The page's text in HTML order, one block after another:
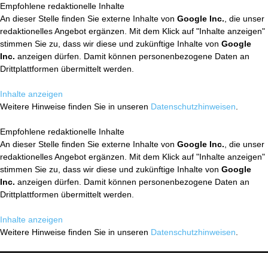
Empfohlene redaktionelle Inhalte
An dieser Stelle finden Sie externe Inhalte von Google Inc. , die unser
redaktionelles Angebot ergänzen. Mit dem Klick auf "Inhalte anzeigen"
stimmen Sie zu, dass wir diese und zukünftige Inhalte von Google
Inc. anzeigen dürfen. Damit können personenbezogene Daten an
Drittplattformen übermittelt werden.
Inhalte anzeigen
Weitere Hinweise finden Sie in unseren Datenschutzhinweisen
Empfohlene redaktionelle Inhalte
An dieser Stelle finden Sie externe Inhalte von Google Inc. , die unser
redaktionelles Angebot ergänzen. Mit dem Klick auf "Inhalte anzeigen"
stimmen Sie zu, dass wir diese und zukünftige Inhalte von Google
Inc. anzeigen dürfen. Damit können personenbezogene Daten an
Drittplattformen übermittelt werden.
Inhalte anzeigen
Weitere Hinweise finden Sie in unseren Datenschutzhinweisen